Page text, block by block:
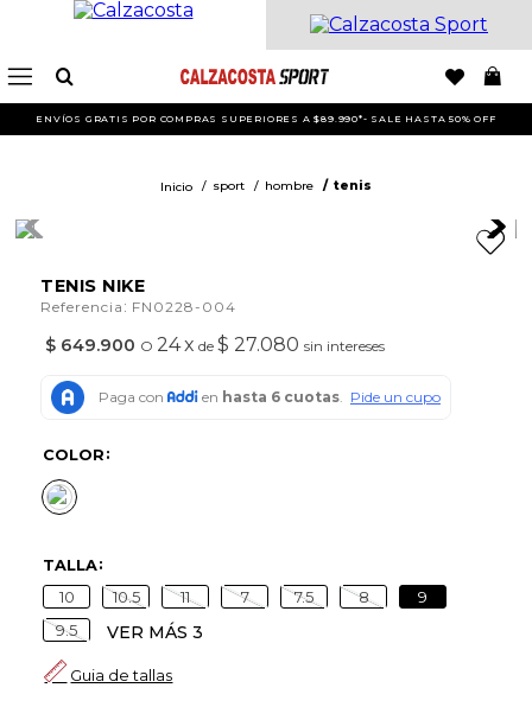
ENVÍOS GRATIS POR COMPRAS SUPERIORES A $89.990*- SALE HASTA 50% OFF
sport hombre tenis
TENIS NIKE
Referencia : FN0228-004
$ 649.900 O 24x de$ 27.080 sin intereses
COLOR
TALLA
10 10.5 11 7 7.5 8
9
9.5
VER MÁS 3
Guia de tallas